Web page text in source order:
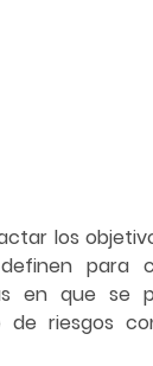
los
para
en que se
de riesgos